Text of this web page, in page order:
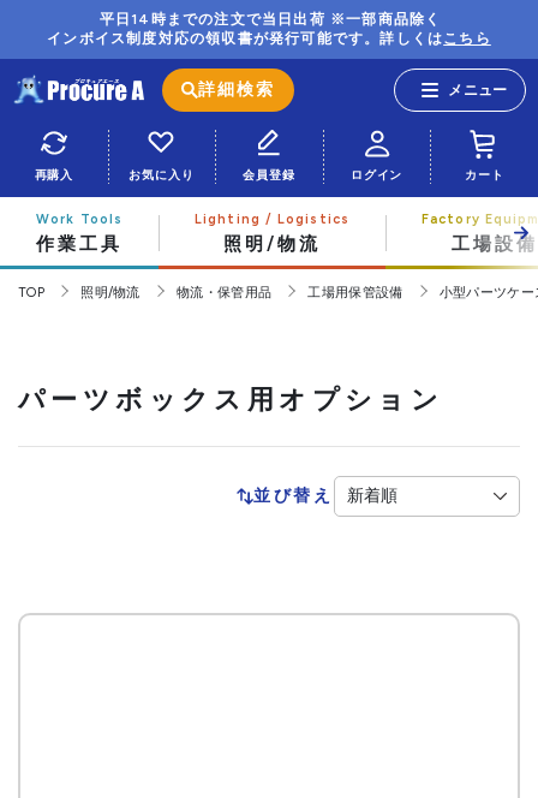
平日14時までの注文で当日出荷 ※一部商品除く
インボイス制度対応の領収書が発行可能です。詳しくはこちら
詳細検索
再購入 お気に入り 会員登録 ログイン カート
作業工具 照明/物流 工場設備
TOP 照明/物流 物流・保管用品 工場用保管設備 小型パーツケー
パーツボックス用オプション
並び替え